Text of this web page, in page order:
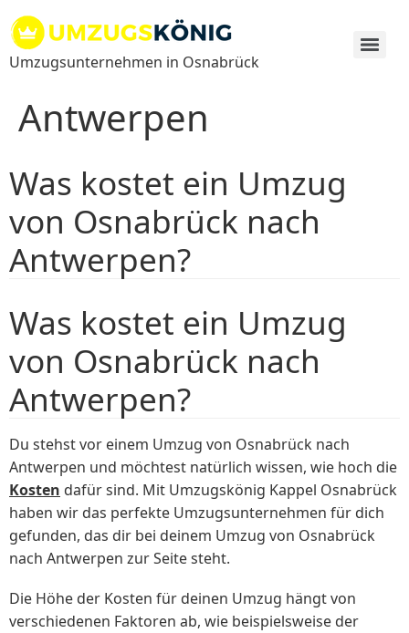
Inhalt
springen
Umzugsunternehmen in Osnabrück
Antwerpen
Was kostet ein Umzug
von Osnabrück nach
Antwerpen?
Was kostet ein Umzug
von Osnabrück nach
Antwerpen?
Du stehst vor einem Umzug von Osnabrück nach
Antwerpen und möchtest natürlich wissen, wie hoch die
Kosten dafür sind. Mit Umzugskönig Kappel Osnabrück
haben wir das perfekte Umzugsunternehmen für dich
gefunden, das dir bei deinem Umzug von Osnabrück
nach Antwerpen zur Seite steht.
Die Höhe der Kosten für deinen Umzug hängt von
verschiedenen Faktoren ab, wie beispielsweise der